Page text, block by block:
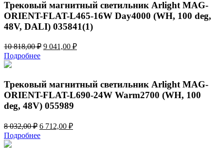
586,00 ₽.
Трековый магнитный светильник Arlight MAG-
ORIENT-FLAT-L465-16W Day4000 (WH, 100 deg,
48V, DALI) 035841(1)
10 818,00₽ Первоначальная
818,00 ₽.
9 041,00 ₽Текущая
Подробнее
Трековый магнитный светильник Arlight MAG-
ORIENT-FLAT-L690-24W Warm2700 (WH, 100
deg, 48V) 055989
8 032,00₽ Первоначальная
цена
составляла
6 712,00 ₽Текущая
Подробнее